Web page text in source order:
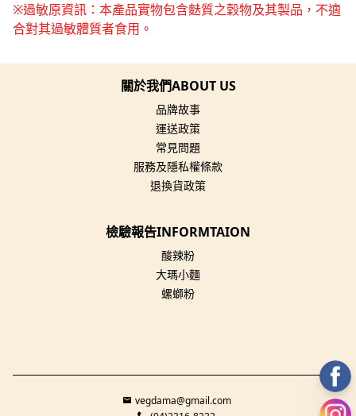
※過敏原資訊：本產品實物包含麩質之穀物及其製品，不適
合對其過敏體質者食用。
關於我們ABOUT US
品牌故事
運送政策
常見問題
服務及隱私權條款
退換貨政策
檢驗報告INFORMTAION
酸辣粉
大瑪小麵
螺螄粉
vegdama@gmail.com